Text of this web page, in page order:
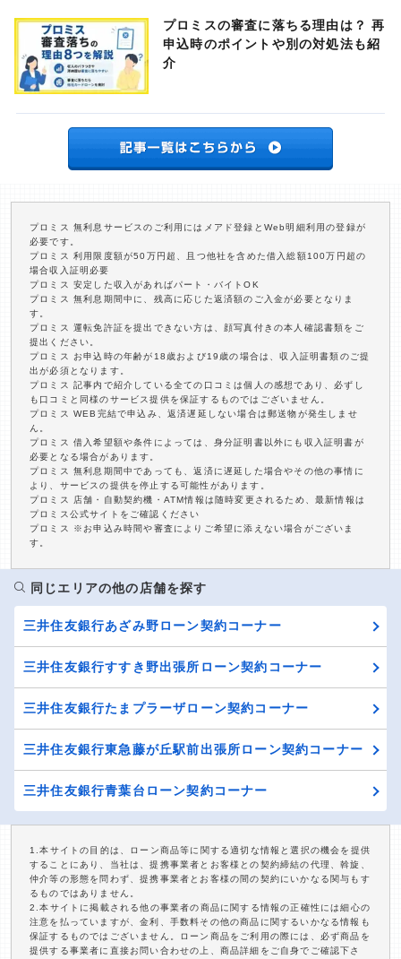
プロミスの審査に落ちる理由は？ 再
申込時のポイントや別の対処法も紹
介
プロミス 無利息サービスのご利用にはメアド登録とWeb明細利用の登録が
必要です。
プロミス 利用限度額が50万円超、且つ他社を含めた借入総額100万円超の
場合収入証明必要
プロミス 安定した収入があればパート・バイトOK
プロミス 無利息期間中に、残高に応じた返済額のご入金が必要となりま
す。
プロミス 運転免許証を提出できない方は、顔写真付きの本人確認書類をご
提出ください。
プロミス お申込時の年齢が18歳および19歳の場合は、収入証明書類のご提
出が必須となります。
プロミス 記事内で紹介している全ての口コミは個人の感想であり、必ずし
も口コミと同様のサービス提供を保証するものではございません。
プロミス WEB完結で申込み、返済遅延しない場合は郵送物が発生しませ
ん。
プロミス 借入希望額や条件によっては、身分証明書以外にも収入証明書が
必要となる場合があります。
プロミス 無利息期間中であっても、返済に遅延した場合やその他の事情に
より、サービスの提供を停止する可能性があります。
プロミス 店舗・自動契約機・ATM情報は随時変更されるため、最新情報は
プロミス公式サイトをご確認ください
プロミス ※お申込み時間や審査によりご希望に添えない場合がございま
す。
同じエリアの他の店舗を探す
三井住友銀行あざみ野ローン契約コーナー
三井住友銀行すすき野出張所ローン契約コーナー
三井住友銀行たまプラーザローン契約コーナー
三井住友銀行東急藤が丘駅前出張所ローン契約コーナー
三井住友銀行青葉台ローン契約コーナー
1.本サイトの目的は、ローン商品等に関する適切な情報と選択の機会を提供
することにあり、当社は、提携事業者とお客様との契約締結の代理、斡旋、
仲介等の形態を問わず、提携事業者とお客様の間の契約にいかなる関与もす
るものではありません。
2.本サイトに掲載される他の事業者の商品に関する情報の正確性には細心の
注意を払っていますが、金利、手数料その他の商品に関するいかなる情報も
保証するものではございません。ローン商品をご利用の際には、必ず商品を
提供する事業者に直接お問い合わせの上、商品詳細をご自身でご確認下さ